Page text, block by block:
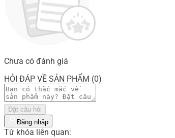
Chưa có đánh giá
HỎI ĐÁP VỀ SẢN PHẨM (0)
Đặt câu hỏi
Đăng nhập
Từ khóa liên quan: